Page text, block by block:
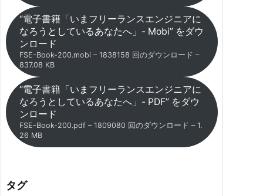
“電子書籍「いまフリーランスエンジニアに
なろうとしているあなたへ」- Mobi” をダウ
ンロード
FSE-Book-200.mobi – 1838158 回のダウンロード –
837.08 KB
“電子書籍「いまフリーランスエンジニアに
なろうとしているあなたへ」- PDF” をダウ
ンロード
FSE-Book-200.pdf – 1809080 回のダウンロード – 1.
26 MB
タグ